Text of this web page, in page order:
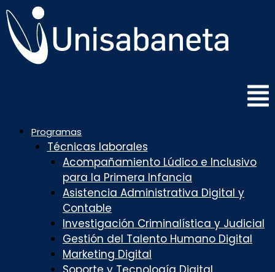
Saltar
al
contenido
Programas
Técnicas laborales
Acompañamiento Lúdico e Inclusivo
para la Primera Infancia
Asistencia Administrativa Digital y
Contable
Investigación Criminalística y Judicial
Gestión del Talento Humano Digital
Marketing Digital